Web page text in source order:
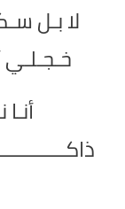
لا بـل
خـجـلـي
أنـا